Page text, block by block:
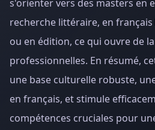
s'orienter vers des masters en
recherche littéraire, en
ou en édition, ce qui ouvre de
professionnelles. En résumé,
une base culturelle robuste,
en français, et stimule
compétences cruciales pour